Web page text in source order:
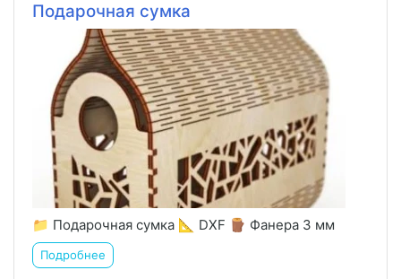
Подарочная сумка
📁 Подарочная сумка 📐 DXF 🪵 Фанера 3 мм
Подробнее